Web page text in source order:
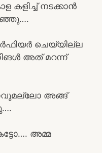
കളിച്ച് നടക്കാൻ
ചെയ്യില്ല
അത് മറന്ന്
അങ്ങ്
അമ്മ